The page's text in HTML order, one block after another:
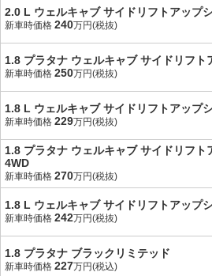
2.0 L ウェルキャブ サイドリフトアップ
新車時価格 240万円(税抜)
1.8 プラタナ ウェルキャブ サイドリフト
新車時価格 250万円(税抜)
1.8 L ウェルキャブ サイドリフトアップ
新車時価格 229万円(税抜)
1.8 プラタナ ウェルキャブ サイドリフト
4WD
新車時価格 270万円(税抜)
1.8 L ウェルキャブ サイドリフトアップ
新車時価格 242万円(税抜)
1.8 プラタナ ブラックリミテッド
新車時価格 227万円(税込)